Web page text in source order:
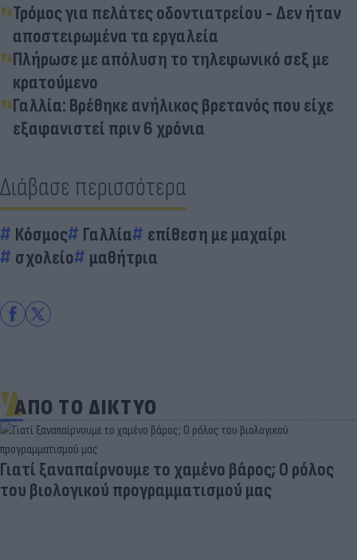
Τρόμος για πελάτες οδοντιατρείου - Δεν ήταν
αποστειρωμένα τα εργαλεία
Πλήρωσε με απόλυση τo τηλεφωνικό σεξ με
κρατούμενο
Γαλλία: Βρέθηκε ανήλικος βρετανός που είχε
εξαφανιστεί πριν 6 χρόνια
Διάβασε περισσότερα
Κόσμος Γαλλία
επίθεση με μαχαίρι
σχολείο
μαθήτρια
ΑΠΟ ΤΟ ΔΙΚΤΥΟ
Γιατί ξαναπαίρνουμε το χαμένο βάρος; Ο ρόλος
του βιολογικού προγραμματισμού μας